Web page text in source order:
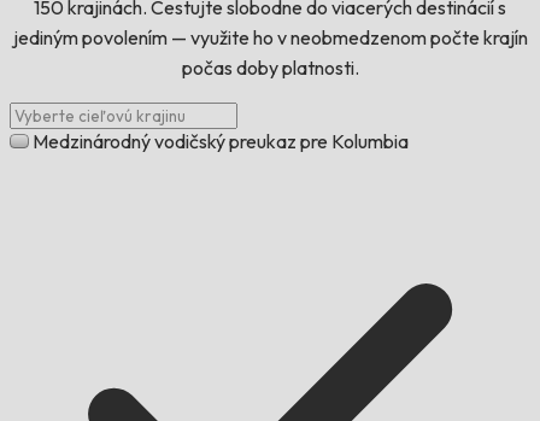
150 krajinách. Cestujte slobodne do viacerých destinácií s
jediným povolením — využite ho v neobmedzenom počte krajín
počas doby platnosti.
Medzinárodný vodičský preukaz pre Kolumbia